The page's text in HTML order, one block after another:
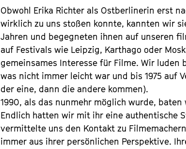
Obwohl Erika Richter als Ostberlinerin erst
wirklich zu uns stoßen konnte, kannten wir
Jahren und begegneten ihnen auf unseren
auf Festivals wie Leipzig, Karthago oder
gemeinsames Interesse für Filme. Wir luden
was nicht immer leicht war und bis 1975 auf
der eine, dann die andere kommen).
1990, als das nunmehr möglich wurde,
Endlich hatten wir mit ihr eine authentische
vermittelte uns den Kontakt zu
immer aus ihrer persönlichen Perspektive.